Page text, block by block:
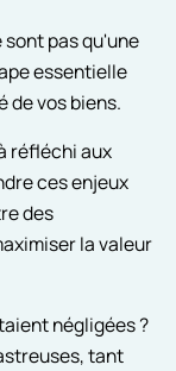
pas qu'une
essentielle
de vos biens.
réfléchi aux
ces enjeux
des
la valeur
négligées ?
tant